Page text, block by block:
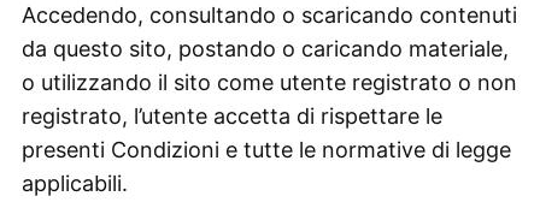
Accedendo, consultando o scaricando contenuti
da questo sito, postando o caricando materiale,
o utilizzando il sito come utente registrato o non
registrato, l’utente accetta di rispettare le
presenti Condizioni e tutte le normative di legge
applicabili.